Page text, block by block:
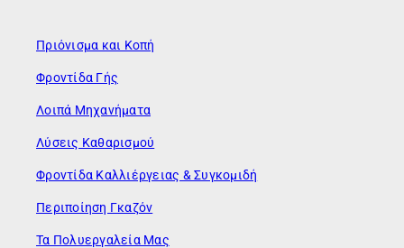
Πριόνισμα και Κοπή
Φροντίδα Γής
Λοιπά Μηχανήματα
Λύσεις Καθαρισμού
Φροντίδα Καλλιέργειας & Συγκομιδή
Περιποίηση Γκαζόν
Τα Πολυεργαλεία Μας